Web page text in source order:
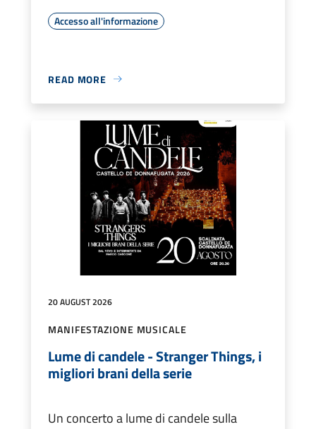
Accesso all'informazione
READ MORE
20 AUGUST 2026
MANIFESTAZIONE MUSICALE
Lume di candele - Stranger Things, i
migliori brani della serie
Un concerto a lume di candele sulla